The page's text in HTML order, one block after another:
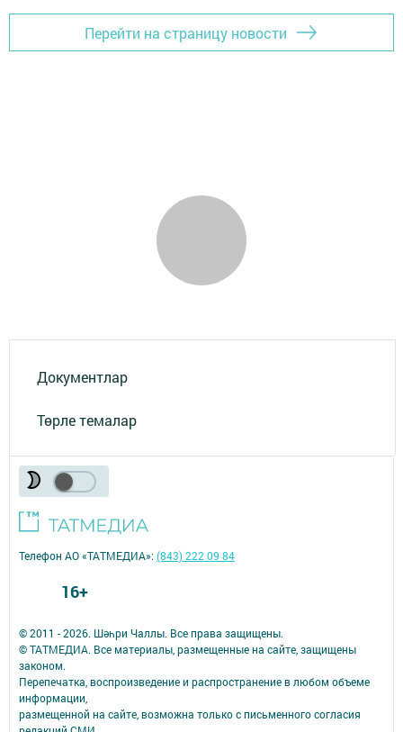
Перейти на страницу новости
Документлар
Төрле темалар
© 2011 - 2026. Шәһри Чаллы. Все права защищены.
© ТАТМЕДИА. Все материалы, размещенные на сайте, защищены
законом.
Перепечатка, воспроизведение и распространение в любом объеме
информации,
размещенной на сайте, возможна только с письменного согласия
Телефон АО «ТАТМЕДИА»:(843) 222 09 84
16+